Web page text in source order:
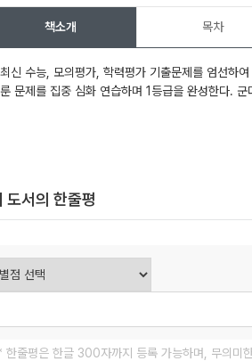
책소개 목차
최신 수능, 모의평가, 학력평가 기출문제를 엄선하
룬 문제를 집중 심화 연습하며 1등급을 완성한다.
도서의 한줄평
한줄평은 한글 300자까지 등록 가능하며, 무의미